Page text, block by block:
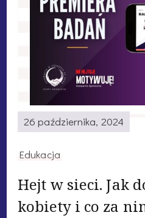
26 października, 2024
Edukacja
Hejt w sieci. Jak
kobiety i co za